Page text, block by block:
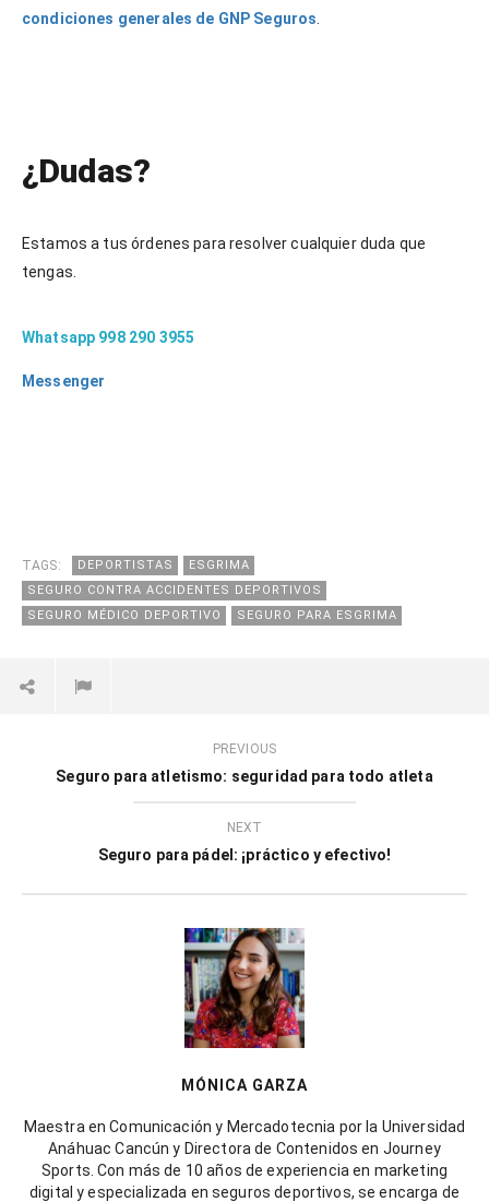
condiciones generales de GNP Seguros
¿Dudas?
Estamos a tus órdenes para resolver cualquier duda que
tengas.
Whatsapp 998 290 3955
Messenger
TAGS: DEPORTISTAS
ESGRIMA
SEGURO CONTRA ACCIDENTES DEPORTIVOS
SEGURO MÉDICO DEPORTIVO
SEGURO PARA ESGRIMA
PREVIOUS
Seguro para atletismo: seguridad para todo atleta
NEXT
Seguro para pádel: ¡práctico y efectivo!
MÓNICA GARZA
Maestra en Comunicación y Mercadotecnia por la Universidad
Anáhuac Cancún y Directora de Contenidos en Journey
Sports. Con más de 10 años de experiencia en marketing
digital y especializada en seguros deportivos, se encarga de